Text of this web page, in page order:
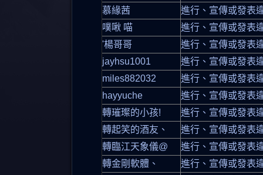
慕緣茜
進行、宣傳或發表
噗啾 喵
進行、宣傳或發表
'楊哥哥
進行、宣傳或發表
jayhsu1001
進行、宣傳或發表
miles882032
進行、宣傳或發表
hayyuche
進行、宣傳或發表
轉璀璨的小孩!
進行、宣傳或發表
轉起笑的酒友、
進行、宣傳或發表
轉臨江天象儀@
進行、宣傳或發表
轉金剛軟體、
進行、宣傳或發表